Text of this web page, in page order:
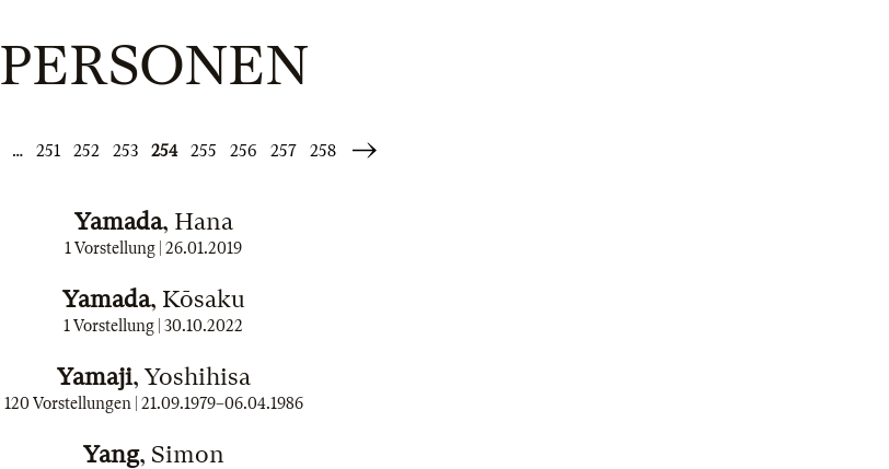
PERSONEN
… 251 252 253 254 255 256 257 258
Weiter
Yamada, Hana
1 Vorstellung | 26.01.2019
Yamada, Kōsaku
1 Vorstellung | 30.10.2022
Yamaji, Yoshihisa
120 Vorstellungen | 21.09.1979–06.04.1986
Yang, Simon